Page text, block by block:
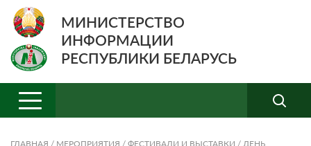
МИНИСТЕРСТВО
ИНФОРМАЦИИ
РЕСПУБЛИКИ БЕЛАРУСЬ
ГЛАВНАЯ / МЕРОПРИЯТИЯ / ФЕСТИВАЛИ И ВЫСТАВКИ / ДЕНЬ